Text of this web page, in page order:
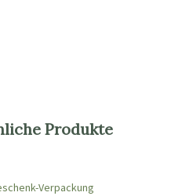
Produkte